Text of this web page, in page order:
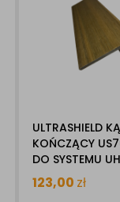
ULTRASHIELD
KOŃCZĄCY
DO SYSTEMU
123,00 zł